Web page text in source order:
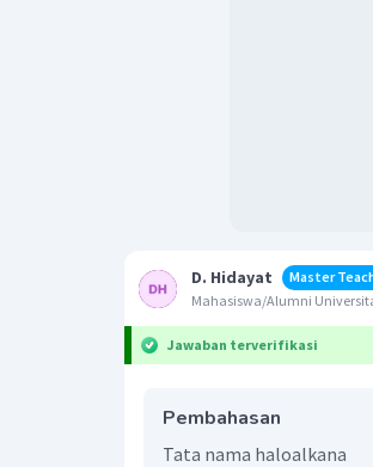
D. Hidayat
Master
Mahasiswa/Alumni
Jawaban terverifikasi
Pembahasan
Tata nama haloalkana